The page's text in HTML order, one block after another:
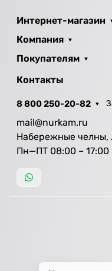
Интернет-магазин
Компания
Покупателям
Контакты
8 800 250-20-82
mail@nurkam.ru
Набережные
Пн—ПТ 08:00 – 17:00